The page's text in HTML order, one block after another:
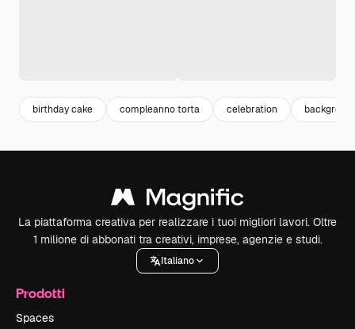
birthday cake compleanno torta celebration
La piattaforma creativa per realizzare i tuoi migliori lavori. Oltre
1 milione di abbonati tra creativi, imprese, agenzie e studi.
Italiano
Prodotti
Spaces